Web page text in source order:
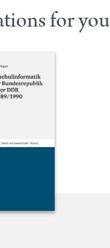
for you